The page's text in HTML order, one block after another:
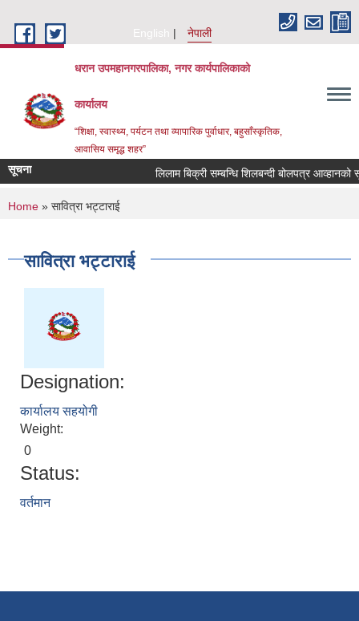
English
नेपाली
धरान उपमहानगरपालिका, नगर कार्यपालिकाको
कार्यालय
“शिक्षा, स्वास्थ्य, पर्यटन तथा व्यापारिक पुर्वाधार, बहुसाँस्कृतिक,
आवासिय समृद्ध शहर”
सूचना लिलाम बिक्री सम्बन्धि शिलबन्दी
You are here
Home » सावित्रा भट्टाराई
सावित्रा भट्टाराई
Designation:
कार्यालय सहयोगी
Weight:
0
Status:
वर्तमान